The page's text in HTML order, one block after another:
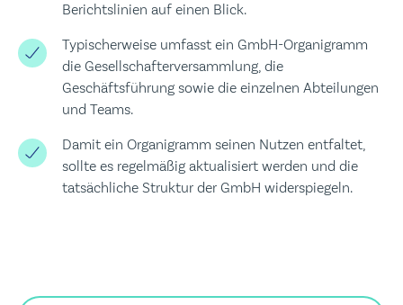
Berichtslinien auf einen Blick.
Typischerweise umfasst ein GmbH-Organigramm
die Gesellschafterversammlung, die
Geschäftsführung sowie die einzelnen Abteilungen
und Teams.
Damit ein Organigramm seinen Nutzen entfaltet,
sollte es regelmäßig aktualisiert werden und die
tatsächliche Struktur der GmbH widerspiegeln.